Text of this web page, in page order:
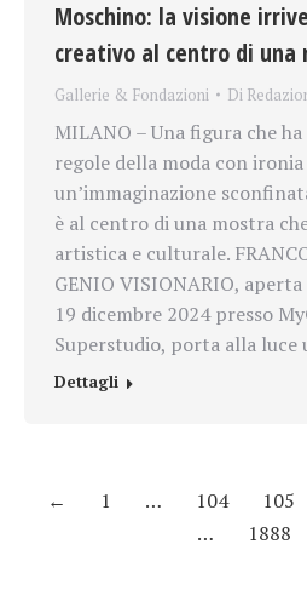
Moschino: la visione
creativo al centro di una
Gallerie & Fondazioni Di
MILANO – Una figura che
regole della moda con
un’immaginazione
è al centro di una mostra
artistica e culturale.
GENIO VISIONARIO,
19 dicembre 2024 presso
Superstudio, porta alla
Dettagli
← 1 … 104 105
…
1888